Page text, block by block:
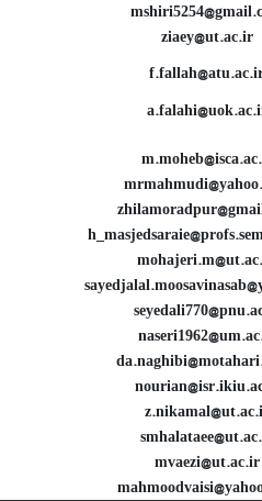
ziaey@ut.ac.ir
mvaezi@ut.ac.ir